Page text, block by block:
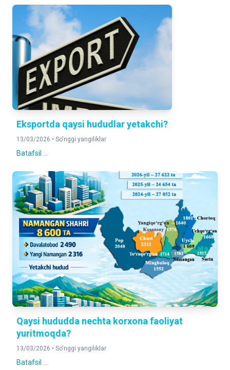
Eksportda qaysi hududlar yetakchi?
13/03/2026 • So'nggi yangiliklar
Batafsil ...
Qaysi hududda nechta korxona faoliyat
yuritmoqda?
13/03/2026 • So'nggi yangiliklar
Batafsil ...